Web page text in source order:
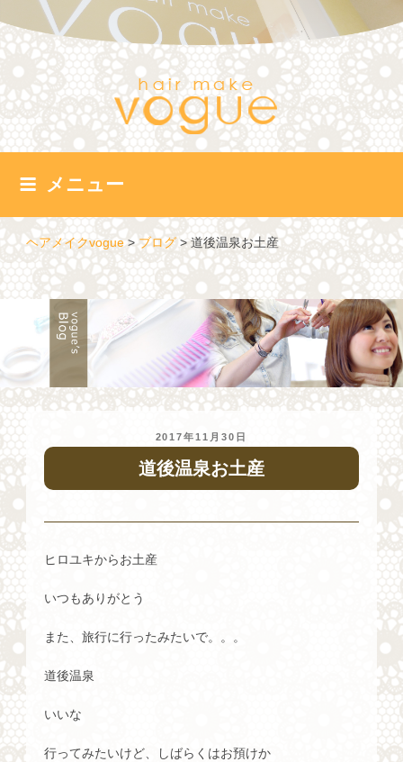
ン
テ
ツ
へ
ス
キ
メニュー
ヘアメイクvogue>ブログ>道後温泉お土産
投
日:
2017年11月30日
道後温泉お土産
ヒロユキからお土産
いつもありがとう
また、旅行に行ったみたいで。。。
道後温泉
いいな
行ってみたいけど、しばらくはお預けか